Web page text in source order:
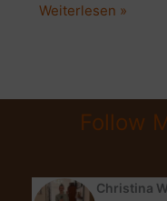
MUST
HANDTASCHE
Weiterlesen »
Follow
Christina